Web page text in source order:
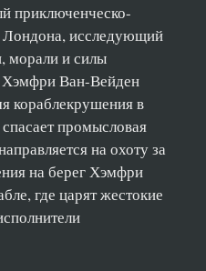
приключенческо-
исследующий
морали и силы
Хэмфри Ван-Вейден
кораблекрушения в
промысловая
на охоту за
на берег Хэмфри
где царят жестокие